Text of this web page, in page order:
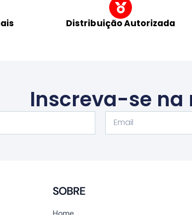
Distribuição Autorizada
Inscreva-se na
SOBRE